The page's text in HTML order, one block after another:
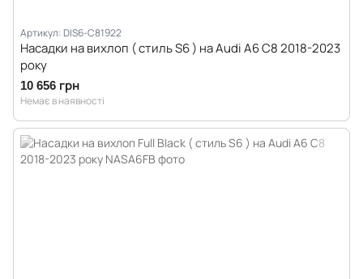
Артикул: DIS6-C81922
Насадки на вихлоп ( стиль S6 ) на Audi A6 C8 2018-2023
року
10 656 грн
Немає в наявності